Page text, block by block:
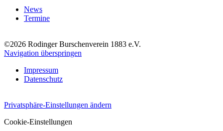
News
Termine
©2026 Rodinger Burschenverein 1883 e.V.
Navigation überspringen
Impressum
Datenschutz
Privatsphäre-Einstellungen ändern
Cookie-Einstellungen